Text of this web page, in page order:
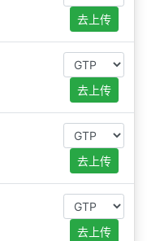
去上传
去上传
去上传
去上传